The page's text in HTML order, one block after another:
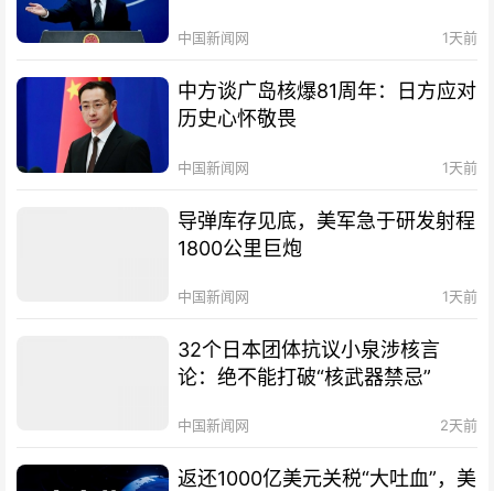
中国新闻网 1天前
中方谈广岛核爆81周年：日方应对
历史心怀敬畏
中国新闻网 1天前
导弹库存见底，美军急于研发射程
1800公里巨炮
中国新闻网 1天前
32个日本团体抗议小泉涉核言
论：绝不能打破“核武器禁忌”
中国新闻网 2天前
返还1000亿美元关税“大吐血”，美